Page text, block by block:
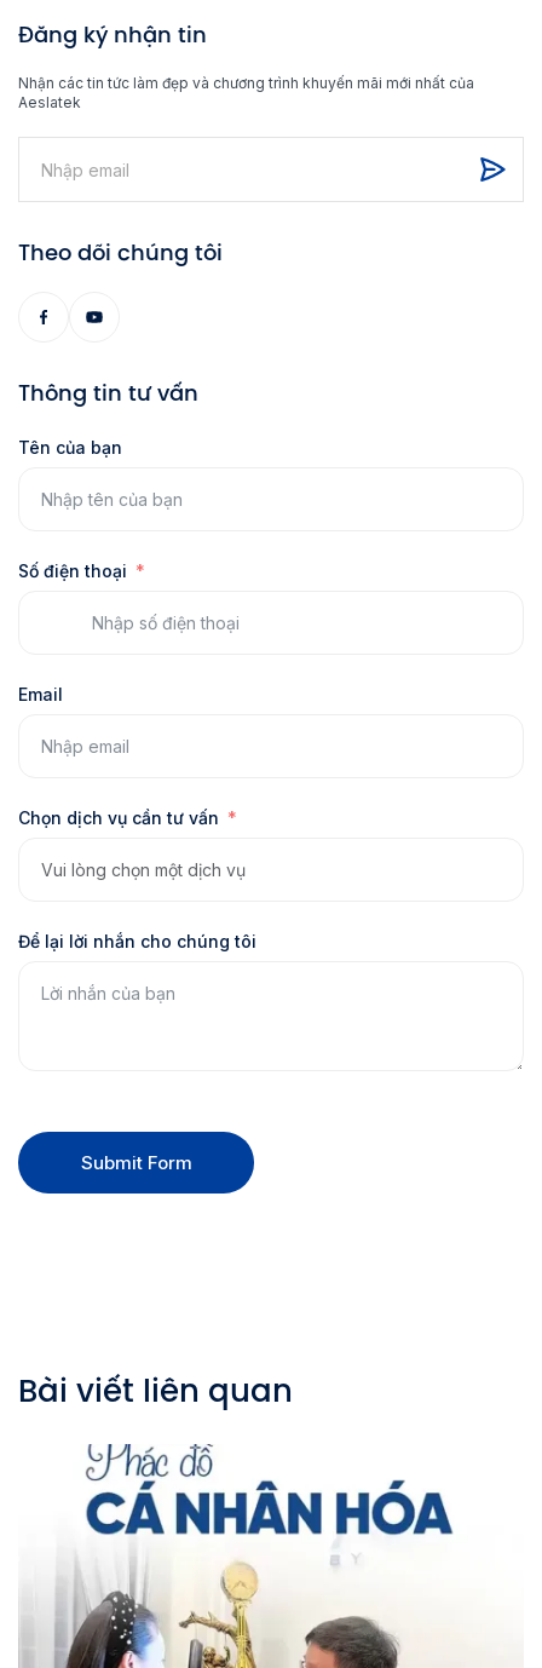
Đăng ký nhận tin
Nhận các tin tức làm đẹp và chương trình khuyến mãi mới nhất của
Aeslatek
Theo dõi chúng tôi
Thông tin tư vấn
Tên của bạn
Số điện thoại
Email
Chọn dịch vụ cần tư vấn
Để lại lời nhắn cho chúng tôi
Submit Form
Bài viết liên quan